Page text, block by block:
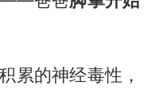
累的神经毒性，